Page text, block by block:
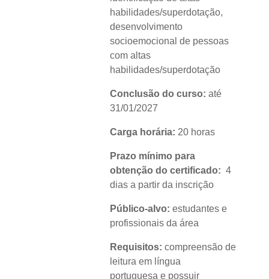
habilidades/superdotação,
desenvolvimento
socioemocional de pessoas
com altas
habilidades/superdotação
Conclusão do curso: até
31/01/2027
Carga horária: 20 horas
Prazo mínimo para
obtenção do certificado: 4
dias a partir da inscrição
Público-alvo: estudantes e
profissionais da área
Requisitos: compreensão de
leitura em língua
portuguesa e possuir